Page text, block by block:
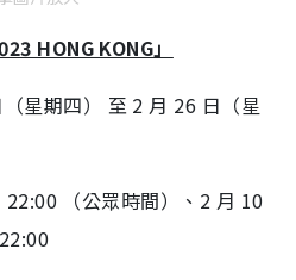
HONG KONG」
星期四） 至 2 月 26 日（星
（公眾時間）、2 月 10